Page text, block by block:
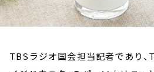
TBSラジオ国会担当記者であり、